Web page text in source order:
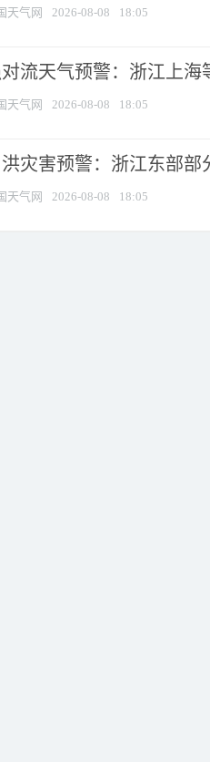
天气网 2026-08-08 18:05
流天气预警：浙江上海
天气网 2026-08-08 18:05
洪灾害预警：浙江东部
天气网 2026-08-08 18:05